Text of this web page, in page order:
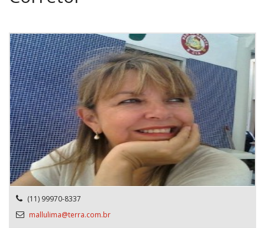
(11) 99970-8337
mallulima@terra.com.br